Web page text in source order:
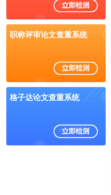
职称评审论文查重系统
格子达论文查重系统